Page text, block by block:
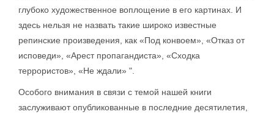
глубоко художественное воплощение в его картинах. И
здесь нельзя не назвать такие широко известные
репинские произведения, как «Под конвоем», «Отказ от
исповеди», «Арест пропагандиста», «Сходка
террористов», «Не ждали» ".
Особого внимания в связи с темой нашей книги
заслуживают опубликованные в последние десятилетия,